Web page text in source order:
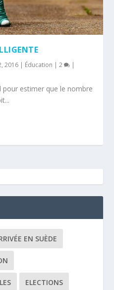
2016 | Éducation |2 |
pour estimer que le nombre
EN SUÈDE
ELECTIONS